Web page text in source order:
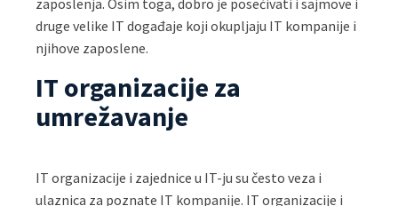
zaposlenja. Osim toga, dobro je posećivati i sajmove i
druge velike IT događaje koji okupljaju IT kompanije i
njihove zaposlene.
IT organizacije za
umrežavanje
IT organizacije i zajednice u IT-ju su često veza i
ulaznica za poznate IT kompanije. IT organizacije i